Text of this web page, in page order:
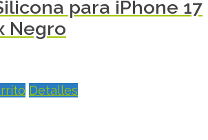
para iPhone 17
Negro
Detalles